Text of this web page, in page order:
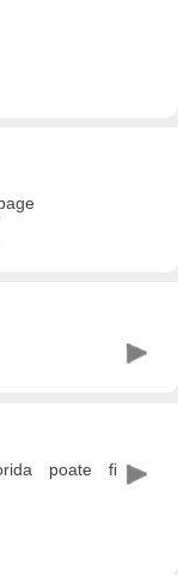
poate fi